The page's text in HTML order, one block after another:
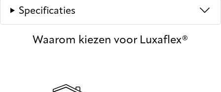
Specificaties
Waarom kiezen voor Luxaflex®